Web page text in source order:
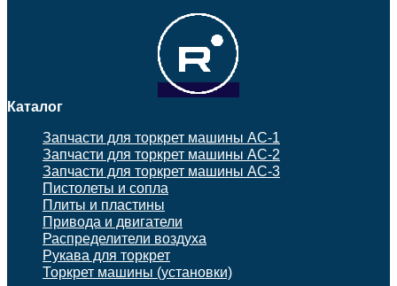
Каталог
Запчасти для торкрет машины АС-1
Запчасти для торкрет машины АС-2
Запчасти для торкрет машины АС-3
Пистолеты и сопла
Плиты и пластины
Привода и двигатели
Распределители воздуха
Рукава для торкрет
Торкрет машины (установки)